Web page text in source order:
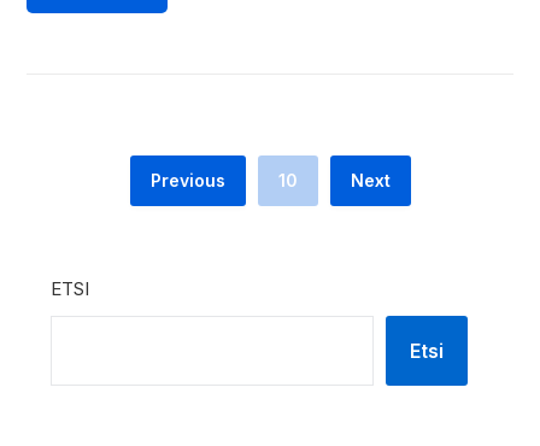
Previous 10 Next
ETSI
Etsi